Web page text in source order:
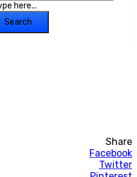
here...
Search
Share
Facebook
Twitter